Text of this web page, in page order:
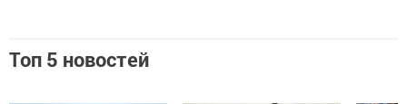
Топ 5 новостей